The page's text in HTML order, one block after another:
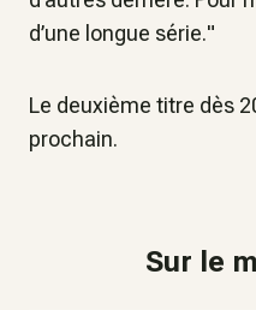
d’une longue série."
Le deuxième titre dès
prochain.
Sur le